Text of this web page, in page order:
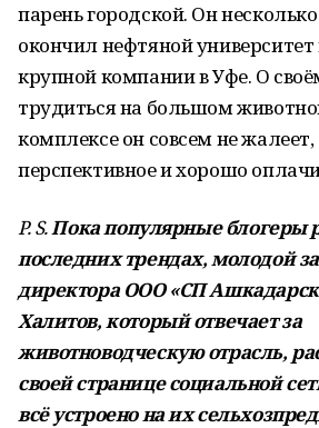
парень городской. Он
окончил нефтяной университет
крупной компании в Уфе. О
трудиться на большом
комплексе он совсем не
перспективное и хорошо
P. S.Пока популярные блогеры
последних трендах, молодой
директора ООО «СП
Халитов, который отвечает за
животноводческую отрасль,
своей странице социальной
всё устроено на их